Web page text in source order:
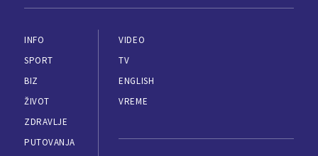
INFO
SPORT
BIZ
ŽIVOT
ZDRAVLJE
PUTOVANJA
VIDEO
TV
ENGLISH
VREME